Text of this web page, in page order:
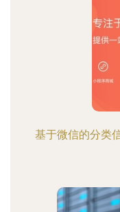
基于微信的分类